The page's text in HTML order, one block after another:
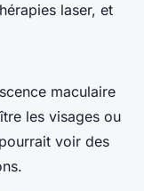
laser, et
maculaire
les visages ou
voir des